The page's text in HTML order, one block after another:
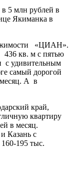
5 млн рублей в
Якиманка в
«ЦИАН».
436 кв. м с пятью
с удивительным
самый дорогой
месяц. А в
край,
квартиру
в месяц.
Казань с
195 тыс.